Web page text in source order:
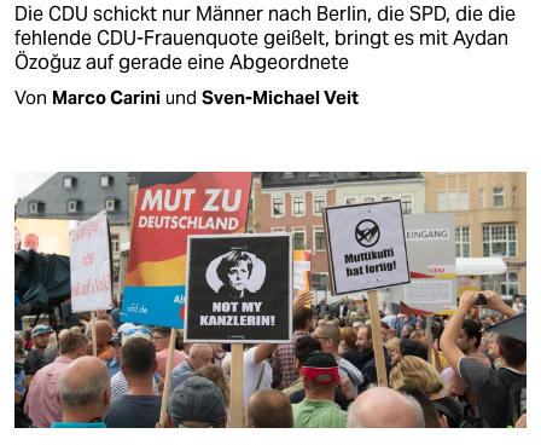
Die CDU schickt nur Männer nach Berlin, die SPD, die die
fehlende CDU-Frauenquote geißelt, bringt es mit Aydan
Özoğuz auf gerade eine Abgeordnete
Von Marco Carini und Sven-Michael Veit